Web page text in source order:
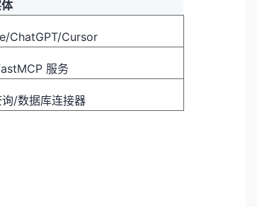
ChatGPT/Cursor
服务
/数据库连接器